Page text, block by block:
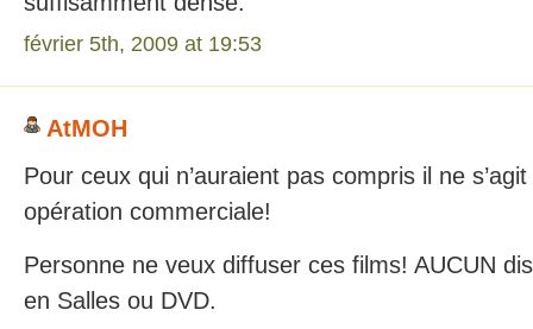
février 5th, 2009 at 19:53
AtMOH
Pour ceux qui n’auraient pas compris il ne s’agit
opération commerciale!
Personne ne veux diffuser ces films! AUCUN
en Salles ou DVD.